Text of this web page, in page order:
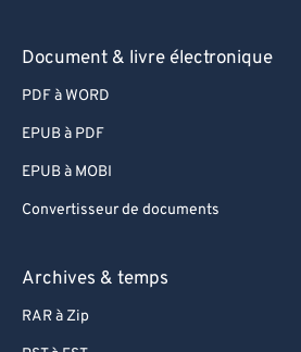
Document & livre électronique
PDF à WORD
EPUB à PDF
EPUB à MOBI
Convertisseur de documents
Archives & temps
RAR à Zip